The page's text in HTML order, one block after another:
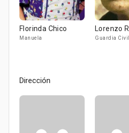
Florinda Chico
Manuela
Lorenzo
Guardia Civil
Dirección